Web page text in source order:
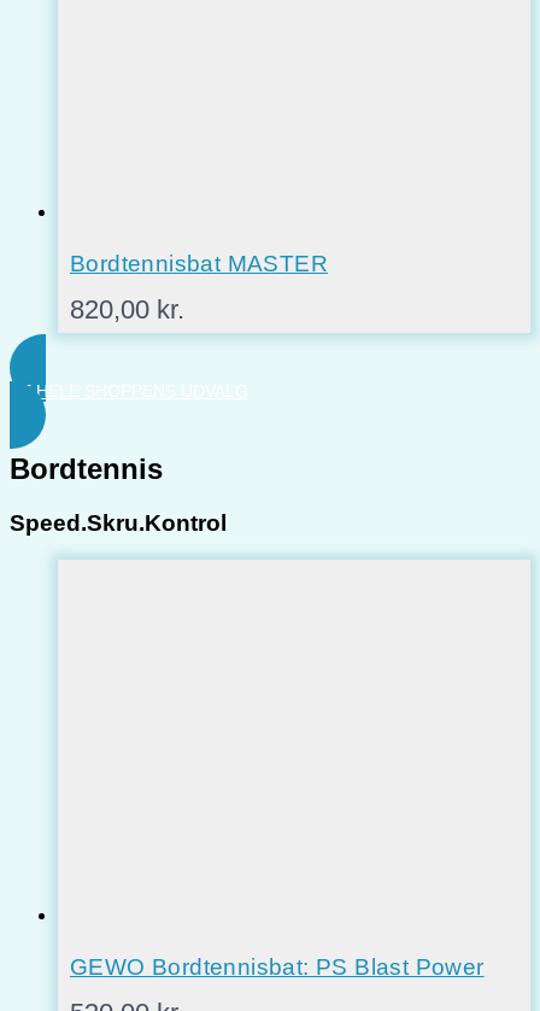
Bordtennisbat MASTER
820,00 kr.
SE HELE SHOPPENS UDVALG
Bordtennis
Speed.Skru.Kontrol
GEWO Bordtennisbat: PS Blast Power